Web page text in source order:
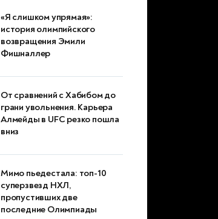
«Я слишком упрямая»:
история олимпийского
возвращения Эмили
Фишналлер
От сравнений с Хабибом до
грани увольнения. Карьера
Алмейды в UFC резко пошла
вниз
Мимо пьедестала: топ-10
суперзвезд НХЛ,
пропустивших две
последние Олимпиады